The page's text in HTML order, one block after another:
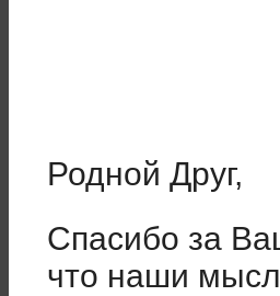
Родной Друг,
Спасибо за
что наши